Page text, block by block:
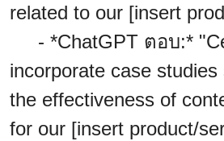
related to our [insert
- *ChatGPT ตอบ:*
incorporate case studies
the effectiveness of
for our [insert product/